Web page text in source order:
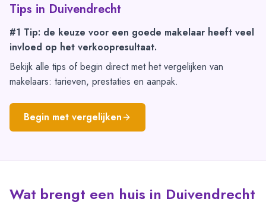
Tips in Duivendrecht
#1 Tip: de keuze voor een goede makelaar heeft veel
invloed op het verkoopresultaat.
Bekijk alle tips of begin direct met het vergelijken van
makelaars: tarieven, prestaties en aanpak.
Begin met vergelijken
Wat brengt een huis in Duivendrecht